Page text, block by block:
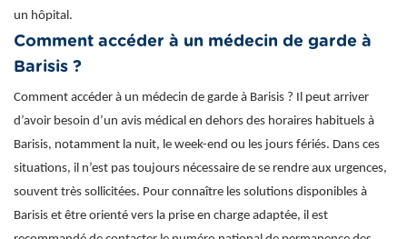
un hôpital.
Comment accéder à un médecin de garde à
Barisis ?
Comment accéder à un médecin de garde à Barisis ? Il peut arriver
d’avoir besoin d’un avis médical en dehors des horaires habituels à
Barisis, notamment la nuit, le week-end ou les jours fériés. Dans ces
situations, il n’est pas toujours nécessaire de se rendre aux urgences,
souvent très sollicitées. Pour connaître les solutions disponibles à
Barisis et être orienté vers la prise en charge adaptée, il est